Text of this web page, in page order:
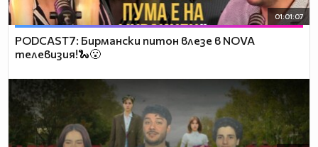
01:01:07
PODCAST7: Бирмански питон влезе в NOVA
телевизия!🐍😮